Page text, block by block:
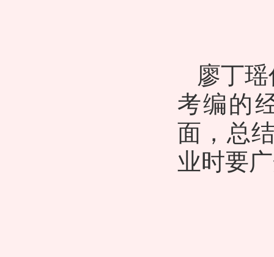
廖丁
考编的
面，总
业时要